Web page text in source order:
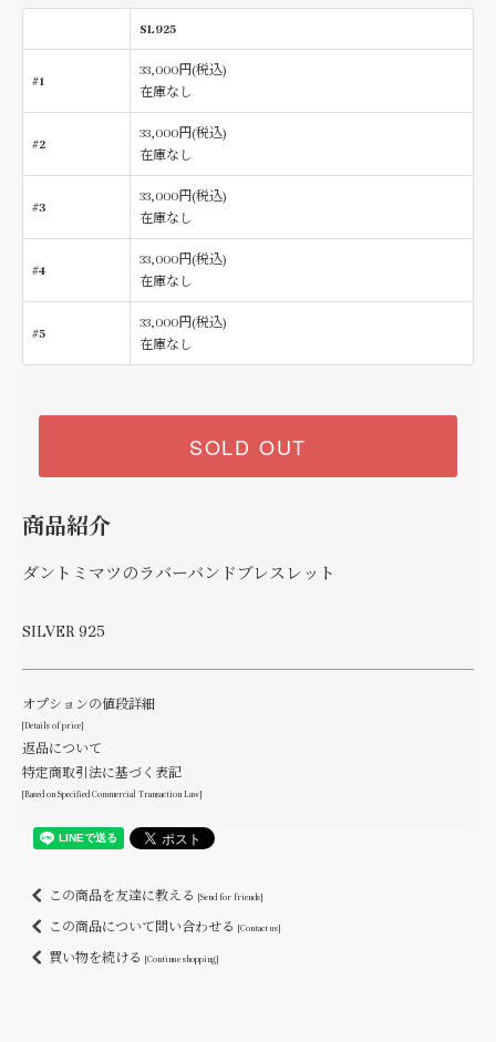
SL925
#1
33,000円(税込)
在庫なし
#2
33,000円(税込)
在庫なし
#3
33,000円(税込)
在庫なし
#4
33,000円(税込)
在庫なし
#5
33,000円(税込)
在庫なし
SOLD OUT
商品紹介
ダントミマツのラバーバンドブレスレット
SILVER 925
オプションの値段詳細
[Details of price]
返品について
特定商取引法に基づく表記
[Based on Specified Commercial Transaction Law]
この商品を友達に教える [Send for friends]
この商品について問い合わせる [Contact us]
買い物を続ける [Continue shopping]